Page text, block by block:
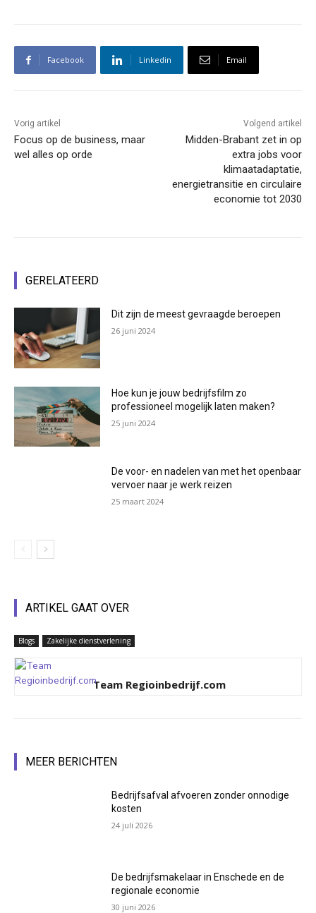
Facebook Linkedin Email
Vorig artikel
Focus op de business, maar
wel alles op orde
Volgend artikel
Midden-Brabant zet in op
extra jobs voor
klimaatadaptatie,
energietransitie en circulaire
economie tot 2030
GERELATEERD
Dit zijn de meest gevraagde beroepen
26 juni 2024
Hoe kun je jouw bedrijfsfilm zo
professioneel mogelijk laten maken?
25 juni 2024
De voor- en nadelen van met het openbaar
vervoer naar je werk reizen
25 maart 2024
ARTIKEL GAAT OVER
Blogs Zakelijke dienstverlening
Team Regioinbedrijf.com
MEER BERICHTEN
Bedrijfsafval afvoeren zonder onnodige
kosten
24 juli 2026
De bedrijfsmakelaar in Enschede en de
regionale economie
30 juni 2026